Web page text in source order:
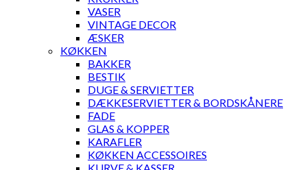
VASER
VINTAGE DECOR
ÆSKER
KØKKEN
BAKKER
BESTIK
DUGE & SERVIETTER
DÆKKESERVIETTER & BORDSKÅNERE
FADE
GLAS & KOPPER
KARAFLER
KØKKEN ACCESSOIRES